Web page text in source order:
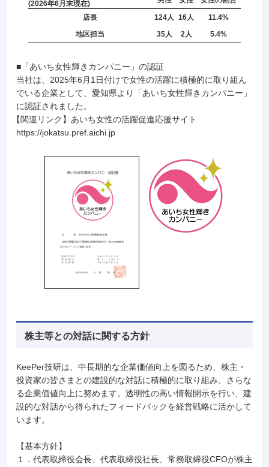
(2026年6月末現在)
店長 124人 16人
11.4%
地区担当
35人 2人 5.4%
「あいち女性輝きカンパニー」の認証
当社は、2025年6月1日付けで女性の活躍に積極的に取り組ん
でいる企業として、愛知県より「あいち女性輝きカンパニー」
に認証されました。
関連リンク
あいち女性の活躍促進応援サイト
https://jokatsu.pref.aichi.jp
株主等との対話に関する方針
KeePer技研は、中長期的な企業価値向上を図るため、株主・
投資家の皆さまとの建設的な対話に積極的に取り組み、さらな
る企業価値向上に努めます。透明性の高い情報開示を行い、建
設的な対話から得られたフィードバックを経営戦略に活かして
います。
【基本方針】
１．代表取締役会長、代表取締役社長、常務取締役CFOが株主